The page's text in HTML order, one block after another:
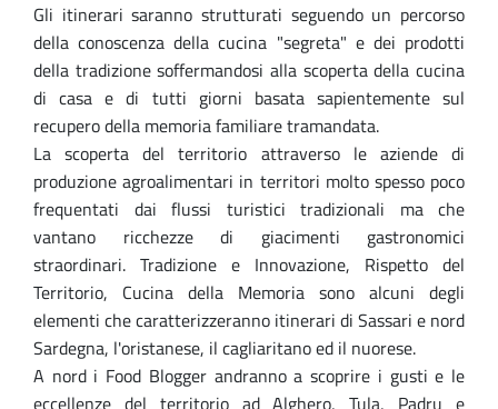
Gli itinerari saranno strutturati seguendo un percorso
della conoscenza della cucina "segreta" e dei prodotti
della tradizione soffermandosi alla scoperta della cucina
di casa e di tutti giorni basata sapientemente sul
recupero della memoria familiare tramandata.
La scoperta del territorio attraverso le aziende di
produzione agroalimentari in territori molto spesso poco
frequentati dai flussi turistici tradizionali ma che
vantano ricchezze di giacimenti gastronomici
straordinari. Tradizione e Innovazione, Rispetto del
Territorio, Cucina della Memoria sono alcuni degli
elementi che caratterizzeranno itinerari di Sassari e nord
Sardegna, l'oristanese, il cagliaritano ed il nuorese.
A nord i Food Blogger andranno a scoprire i gusti e le
eccellenze del territorio ad Alghero, Tula, Padru e